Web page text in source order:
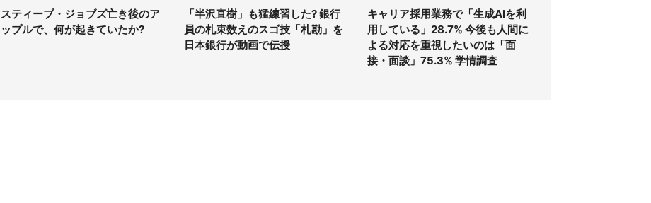
スティーブ・ジョブズ亡き後のア
ップルで、何が起きていたか?
「半沢直樹」も猛練習した? 銀行
員の札束数えのスゴ技「札勘」を
日本銀行が動画で伝授
キャリア採用業務で「生成AIを利
用している」28.7% 今後も人間に
よる対応を重視したいのは「面
接・面談」75.3% 学情調査